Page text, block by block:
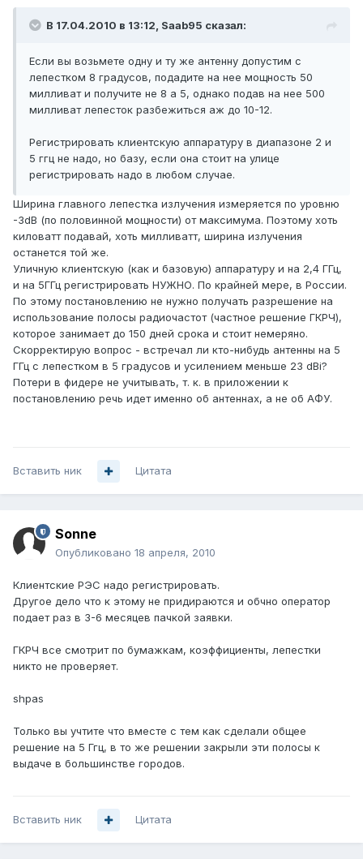
В 17.04.2010 в 13:12, Saab95 сказал:
Если вы возьмете одну и ту же антенну допустим с
лепестком 8 градусов, подадите на нее мощность 50
милливат и получите не 8 а 5, однако подав на нее 500
милливат лепесток разбежиться аж до 10-12.
Регистрировать клиентскую аппаратуру в диапазоне 2 и
5 ггц не надо, но базу, если она стоит на улице
регистрировать надо в любом случае.
Ширина главного лепестка излучения измеряется по уровню
-3dB (по половинной мощности) от максимума. Поэтому хоть
киловатт подавай, хоть милливатт, ширина излучения
останется той же.
Уличную клиентскую (как и базовую) аппаратуру и на 2,4 ГГц,
и на 5ГГц регистрировать НУЖНО. По крайней мере, в России.
По этому постановлению не нужно получать разрешение на
использование полосы радиочастот (частное решение ГКРЧ),
которое занимает до 150 дней срока и стоит немеряно.
Скорректирую вопрос - встречал ли кто-нибудь антенны на 5
ГГц с лепестком в 5 градусов и усилением меньше 23 dBi?
Потери в фидере не учитывать, т. к. в приложении к
постановлению речь идет именно об антеннах, а не об АФУ.
Вставить ник Цитата
Sonne
Опубликовано 18 апреля, 2010
Клиентские РЭС надо регистрировать.
Другое дело что к этому не придираются и обчно оператор
подает раз в 3-6 месяцев пачкой заявки.
ГКРЧ все смотрит по бумажкам, коэффициенты, лепестки
никто не проверяет.
shpas
Только вы учтите что вместе с тем как сделали общее
решение на 5 Ггц, в то же решении закрыли эти полосы к
выдаче в большинстве городов.
Вставить ник Цитата